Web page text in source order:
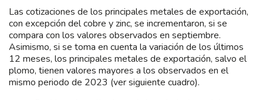
Las cotizaciones de los principales metales de exportación,
con excepción del cobre y zinc, se incrementaron, si se
compara con los valores observados en septiembre.
Asimismo, si se toma en cuenta la variación de los últimos
12 meses, los principales metales de exportación, salvo el
plomo, tienen valores mayores a los observados en el
mismo periodo de 2023 (ver siguiente cuadro).